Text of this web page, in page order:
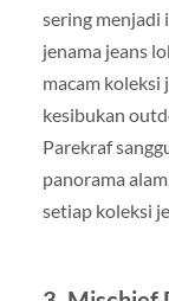
sering menjadi
jenama jeans
macam koleksi
kesibukan
Parekraf
panorama
setiap koleksi